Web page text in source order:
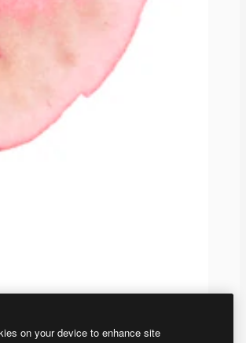
on your device to enhance site